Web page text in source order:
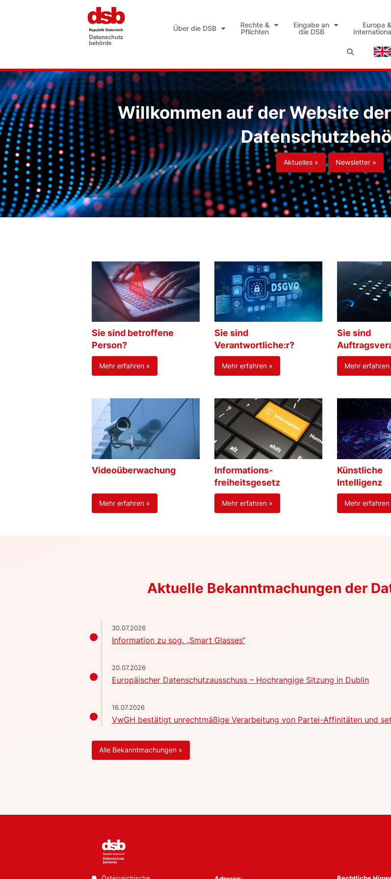
Über die DSB
Rechte &
Pflichten
Eingabe an
die DSB
Europa &
Willkommen auf der Website
Aktuelles » Newsletter »
Sie sind betroffene
Person?
Mehr erfahren »
Sie sind
Verantwortliche:r?
Mehr erfahren »
Sie sind
Mehr erfahren
Videoüberwachung
Mehr erfahren »
Informations-
freiheitsgesetz
Mehr erfahren »
Künstliche
Intelligenz
Mehr erfahren
Aktuelle Bekanntmachungen der
30.07.2026
Information zu sog. „Smart Glasses“
20.07.2026
Europäischer Datenschutzausschuss – Hochrangige Sitzung in Dublin
16.07.2026
VwGH bestätigt unrechtmäßige Verarbeitung von Partei-Affinitäten und
Alle Bekanntmachungen »